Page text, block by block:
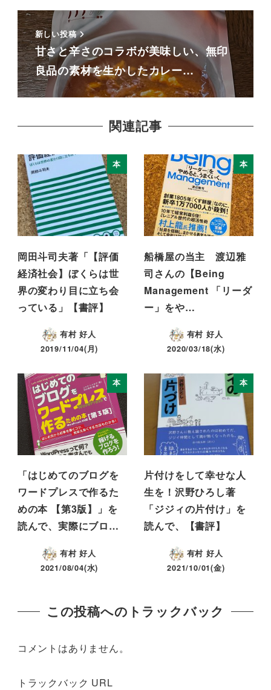
新しい投稿
甘さと辛さのコラボが美味しい、無印
良品の素材を生かしたカレー…
関連記事
本
岡田斗司夫著「【評価
経済社会】ぼくらは世
界の変わり目に立ち会
っている」【書評】
有村 好人
2019/11/04(月)
本
船橋屋の当主 渡辺雅
司さんの【Being
Management 「リーダ
ー」をや…
有村 好人
2020/03/18(水)
本
「はじめてのブログを
ワードプレスで作るた
めの本 【第3版】」を
読んで、実際にブロ…
有村 好人
2021/08/04(水)
本
片付けをして幸せな人
生を！沢野ひろし著
「ジジィの片付け」を
読んで、【書評】
有村 好人
2021/10/01(金)
この投稿へのトラックバック
コメントはありません。
トラックバック URL